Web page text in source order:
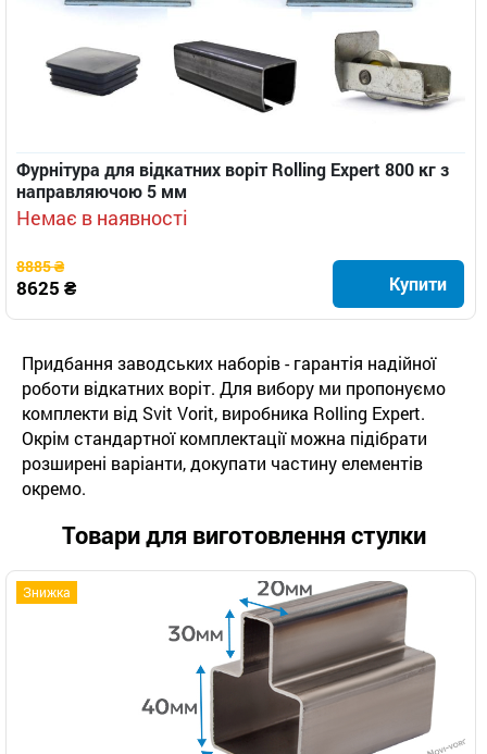
Фурнітура для відкатних воріт Rolling Expert 800 кг з
направляючою 5 мм
Немає в наявності
8885 ₴
8625 ₴ Купити
Придбання заводських наборів - гарантія надійної
роботи відкатних воріт. Для вибору ми пропонуємо
комплекти від Svit Vorit, виробника Rolling Expert.
Окрім стандартної комплектації можна підібрати
розширені варіанти, докупати частину елементів
окремо.
Товари для виготовлення стулки
Знижка